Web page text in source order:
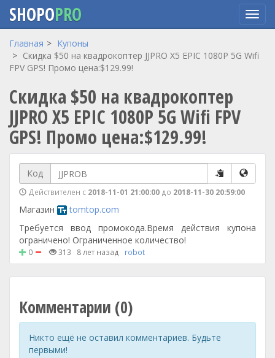
Перейти
основному
SHOPOPRO
Главная
Купоны
Скидка $50 на квадрокоптер JJPRO X5 EPIC 1080P 5G Wifi
FPV GPS! Промо цена:$129.99!
Скидка $50 на квадрокоптер
JJPRO X5 EPIC 1080P 5G Wifi FPV
GPS! Промо цена:$129.99!
Код
Действителен с 2018-11-01 21:00:00 до 2018-11-30 20:59:00
Магазин
tomtop.com
Требуется ввод промокода.Время действия купона
ограничено! Ограниченное количество!
0 313 8 лет назад robot
Комментарии (0)
Никто ещё не оставил комментариев. Будьте
первыми!